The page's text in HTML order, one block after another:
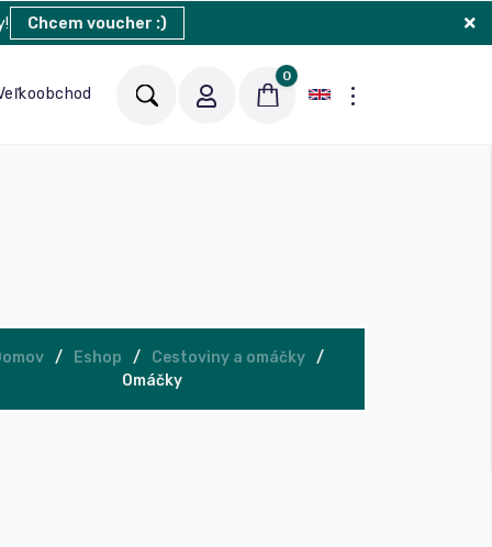
Chcem voucher :)
Blog Kontakt
0
Eshop
Cestoviny a omáčky
Omáčky